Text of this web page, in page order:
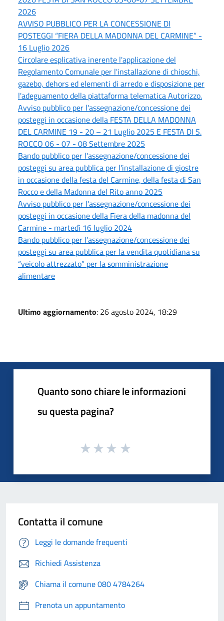
2026
AVVISO PUBBLICO PER LA CONCESSIONE DI
POSTEGGI “FIERA DELLA MADONNA DEL CARMINE” -
16 Luglio 2026
Circolare esplicativa inerente l'applicazione del
Regolamento Comunale per l'installazione di chioschi,
gazebo, dehors ed elementi di arredo e disposizione per
l'adeguamento della piattaforma telematica Autorizzo.
Avviso pubblico per l'assegnazione/concessione dei
posteggi in occasione deIla FESTA DELLA MADONNA
DEL CARMINE 19 - 20 – 21 Luglio 2025 E FESTA DI S.
ROCCO 06 - 07 - 08 Settembre 2025
Bando pubblico per l'assegnazione/concessione dei
posteggi su area pubblica per l'installazione di giostre
in occasione della festa del Carmine, della festa di San
Rocco e della Madonna del Rito anno 2025
Avviso pubblico per l'assegnazione/concessione dei
posteggi in occasione della Fiera della madonna del
Carmine - martedì 16 luglio 2024
Bando pubblico per l’assegnazione/concessione dei
posteggi su area pubblica per la vendita quotidiana su
“veicolo attrezzato” per la somministrazione
alimentare
Ultimo aggiornamento: 26 agosto 2024, 18:29
Quanto sono chiare le informazioni
su questa pagina?
Contatta il comune
Leggi le domande frequenti
Richiedi Assistenza
Chiama il comune 080 4784264
Prenota un appuntamento